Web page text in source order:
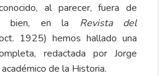
al parecer, fuera de
bien, en la Revista del
1925) hemos hallado una
redactada por Jorge
de la Historia.